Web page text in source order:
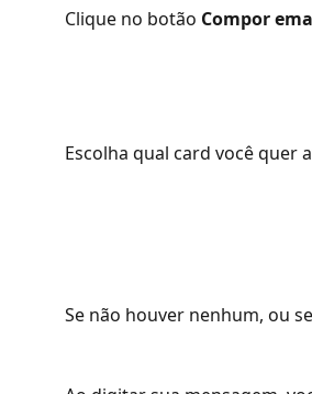
Clique no botão Compor
Escolha qual card você quer
Se não houver nenhum, ou